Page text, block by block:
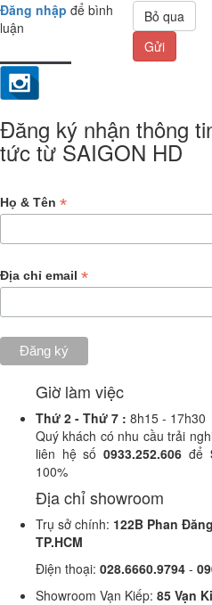
Đăng nhập để bình
luận
Bỏ qua
Gửi
Đăng ký nhận thông
tức từ SAIGON HD
Họ & Tên *
Địa chỉ email *
Giờ làm việc
Thứ 2 - Thứ 7 : 8h15 - 17h30
Quý khách có nhu cầu trải
liên hệ số0933.252.606 để
100%
Địa chỉ showroom
Trụ sở chính: 122B Phan
TP.HCM
Điện thoại: 028.6660.9794 -
Showroom Vạn Kiếp: 85 Vạn